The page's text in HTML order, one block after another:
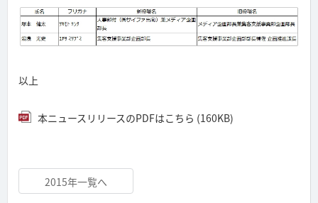
以上
本ニュースリリースのPDFはこちら (160KB)
2015年一覧へ